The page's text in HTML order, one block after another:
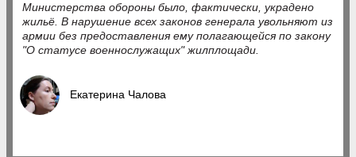
Министерства обороны было, фактически, украдено
жильё. В нарушение всех законов генерала увольняют из
армии без предоставления ему полагающейся по закону
"О статусе военнослужащих" жилплощади.
Екатерина Чалова